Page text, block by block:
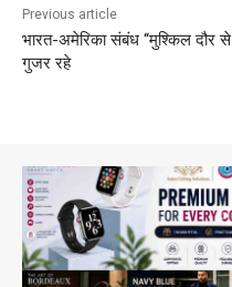
Previous article
भारत-अमेरिका संबंध ‘‘मुश्किल दौर से
गुजर रहे